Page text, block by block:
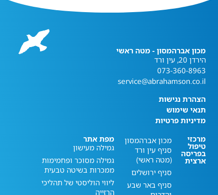
מכון אברהמסון - מטה ראשי
הירדן 20, עין ורד
073-360-8963
service@abrahamson.co.il
הצהרת נגישות
תנאי שימוש
מדיניות פרטיות
מרכזי
טיפול
בפריסה
ארצית
מכון אברהמסון
סניף עין ורד
(מטה ראשי)
סניף ירושלים
סניף באר שבע
מפת אתר
גמילה מעישון
גמילה מסוכר ופחמימות
ממכרות בשיטה טבעית
ליווי הוליסטי של תהליכי
הרזייה